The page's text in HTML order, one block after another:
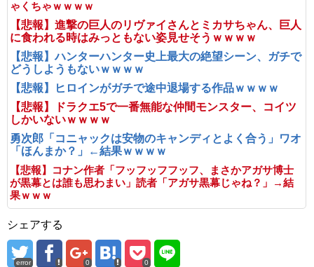
ゃくちゃｗｗｗｗ
【悲報】進撃の巨人のリヴァイさんとミカサちゃん、巨人
に食われる時はみっともない姿見せそうｗｗｗｗ
【悲報】ハンターハンター史上最大の絶望シーン、ガチで
どうしようもないｗｗｗｗ
【悲報】ヒロインがガチで途中退場する作品ｗｗｗｗ
【悲報】ドラクエ5で一番無能な仲間モンスター、コイツ
しかいないｗｗｗｗ
勇次郎「コニャックは安物のキャンディとよく合う」ワオ
「ほんまか？」←結果ｗｗｗｗ
【悲報】コナン作者「フッフッフフッフ、まさかアガサ博士
が黒幕とは誰も思わまい」読者「アガサ黒幕じゃね？」→結
果ｗｗｗ
シェアする
error 0 0